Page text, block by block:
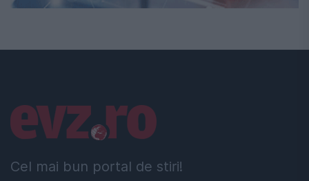
Cel mai bun portal de stiri!
Linkuri utile